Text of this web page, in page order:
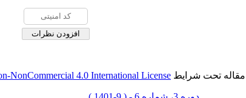
مقاله تحت شرایط NonCommercial 4.0 International License